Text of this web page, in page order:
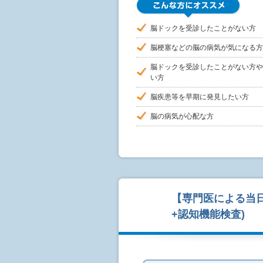
脳ドックを受診したことがない方
脳梗塞などの脳の病気が気になる方
脳ドックを受診したことがない方
い方
脳疾患等を早期に発見したい方
脳の病気が心配な方
【専門医による
+認知機能検査)